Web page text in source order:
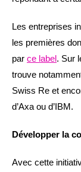
Les entreprises
les premières
par ce label. Sur
trouve
Swiss Re et
d’Axa ou d’IBM.
Développer la
Avec cette